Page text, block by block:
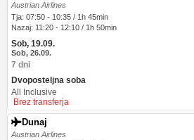
Austrian Airlines
Tja: 07:50 - 10:35 / 1h 45min
Nazaj: 11:20 - 12:10 / 1h 50min
Sob, 19.09.
Sob, 26.09.
7 dni
Dvoposteljna soba
All Inclusive
Brez transferja
Dunaj
Austrian Airlines